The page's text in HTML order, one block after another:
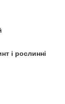
і рослинні